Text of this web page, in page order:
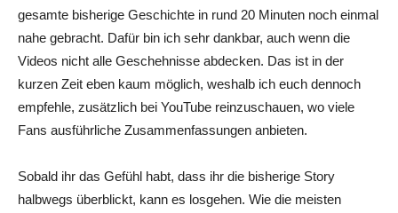
gesamte bisherige Geschichte in rund 20 Minuten noch einmal
nahe gebracht. Dafür bin ich sehr dankbar, auch wenn die
Videos nicht alle Geschehnisse abdecken. Das ist in der
kurzen Zeit eben kaum möglich, weshalb ich euch dennoch
empfehle, zusätzlich bei YouTube reinzuschauen, wo viele
Fans ausführliche Zusammenfassungen anbieten.
Sobald ihr das Gefühl habt, dass ihr die bisherige Story
halbwegs überblickt, kann es losgehen. Wie die meisten